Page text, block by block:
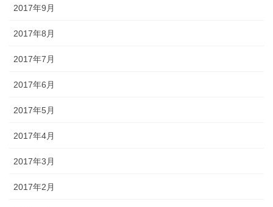
2017年9月
2017年8月
2017年7月
2017年6月
2017年5月
2017年4月
2017年3月
2017年2月